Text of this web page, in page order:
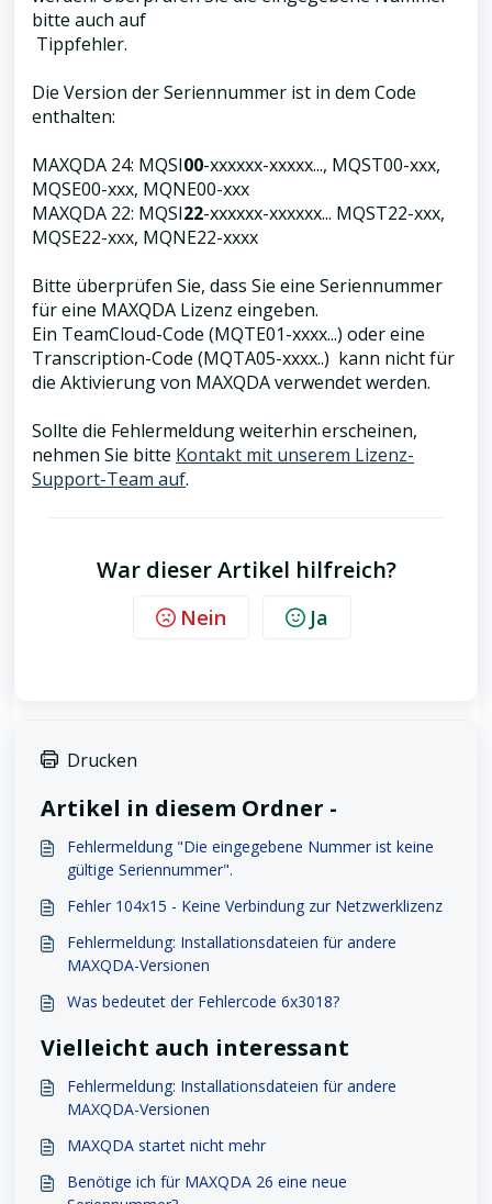
bitte auch auf
Tippfehler.
Die Version der Seriennummer ist in dem Code
enthalten:
MAXQDA 24: MQSI00-xxxxxx-xxxxx..., MQST00-xxx,
MQSE00-xxx, MQNE00-xxx
MAXQDA 22: MQSI22-xxxxxx-xxxxxx... MQST22-xxx,
MQSE22-xxx, MQNE22-xxxx
Bitte überprüfen Sie, dass Sie eine Seriennummer
für eine MAXQDA Lizenz eingeben.
Ein TeamCloud-Code (MQTE01-xxxx...) oder eine
Transcription-Code (MQTA05-xxxx..) kann nicht für
die Aktivierung von MAXQDA verwendet werden.
Sollte die Fehlermeldung weiterhin erscheinen,
nehmen Sie bitte Kontakt mit unserem Lizenz-
Support-Team auf.
War dieser Artikel hilfreich?
Nein Ja
Drucken
Artikel in diesem Ordner -
Fehlermeldung "Die eingegebene Nummer ist keine
gültige Seriennummer".
Fehler 104x15 - Keine Verbindung zur Netzwerklizenz
Fehlermeldung: Installationsdateien für andere
MAXQDA-Versionen
Was bedeutet der Fehlercode 6x3018?
Vielleicht auch interessant
Fehlermeldung: Installationsdateien für andere
MAXQDA-Versionen
MAXQDA startet nicht mehr
Benötige ich für MAXQDA 26 eine neue